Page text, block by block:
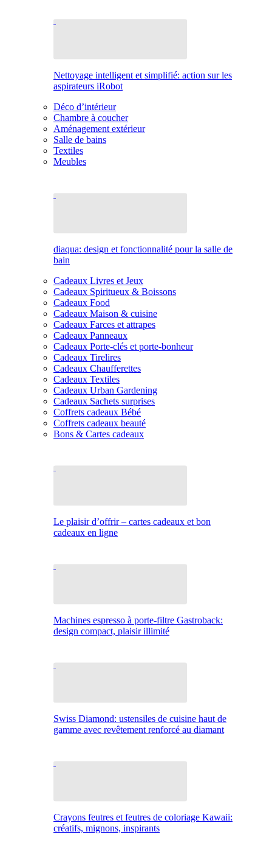
Nettoyage intelligent et simplifié: action sur les
aspirateurs iRobot
Déco d’intérieur
Chambre à coucher
Aménagement extérieur
Salle de bains
Textiles
Meubles
diaqua: design et fonctionnalité pour la salle de
bain
Cadeaux Livres et Jeux
Cadeaux Spiritueux & Boissons
Cadeaux Food
Cadeaux Maison & cuisine
Cadeaux Farces et attrapes
Cadeaux Panneaux
Cadeaux Porte-clés et porte-bonheur
Cadeaux Tirelires
Cadeaux Chaufferettes
Cadeaux Textiles
Cadeaux Urban Gardening
Cadeaux Sachets surprises
Coffrets cadeaux Bébé
Coffrets cadeaux beauté
Bons & Cartes cadeaux
Le plaisir d’offrir – cartes cadeaux et bon
cadeaux en ligne
Machines espresso à porte-filtre Gastroback:
design compact, plaisir illimité
Swiss Diamond: ustensiles de cuisine haut de
gamme avec revêtement renforcé au diamant
Crayons feutres et feutres de coloriage Kawaii:
créatifs, mignons, inspirants